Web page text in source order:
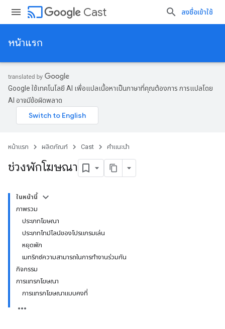
cast Cast ลงชื่อเข้าใช้
หน้าแรก
Google ใช้เทคโนโลยี AI เพื่อแปลเนื้อหาเป็นภาษาที่คุณต้องการ การแปลโดย
AI อาจมีข้อผิดพลาด
หน้าแรก ผลิตภัณฑ์ Cast คำแนะนำ
ช่วงพักโฆษณา
ในหน้านี้
ภาพรวม
ประเภทโฆษณา
ประเภทไทม์ไลน์ของโปรแกรมเล่น
หยุดพัก
เมทริกซ์ความสามารถในการทำงานร่วมกัน
กิจกรรม
การแทรกโฆษณา
การแทรกโฆษณาแบบคงที่